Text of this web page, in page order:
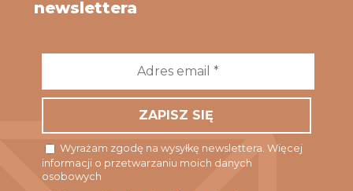
newslettera
*
Wyrażam zgodę na wysyłkę newslettera. Więcej
informacji o przetwarzaniu moich danych
osobowych